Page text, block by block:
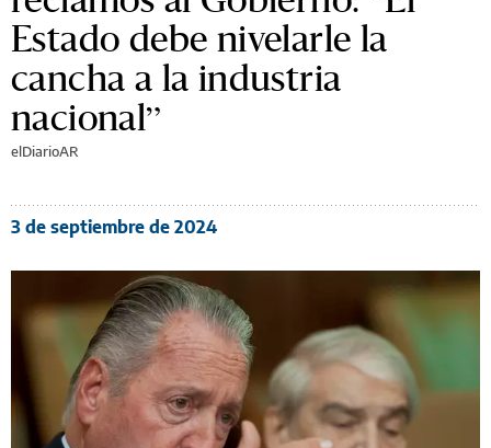
Estado debe nivelarle la
cancha a la industria
nacional”
elDiarioAR
3 de septiembre de 2024